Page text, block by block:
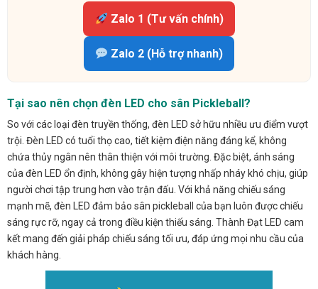
Zalo 1 (Tư vấn chính)
Zalo 2 (Hỗ trợ nhanh)
Tại sao nên chọn đèn LED cho sân Pickleball?
So với các loại đèn truyền thống, đèn LED sở hữu nhiều ưu điểm vượt
trội. Đèn LED có tuổi thọ cao, tiết kiệm điện năng đáng kể, không
chứa thủy ngân nên thân thiện với môi trường. Đặc biệt, ánh sáng
của đèn LED ổn định, không gây hiện tượng nhấp nháy khó chịu, giúp
người chơi tập trung hơn vào trận đấu. Với khả năng chiếu sáng
mạnh mẽ, đèn LED đảm bảo sân pickleball của bạn luôn được chiếu
sáng rực rỡ, ngay cả trong điều kiện thiếu sáng. Thành Đạt LED cam
kết mang đến giải pháp chiếu sáng tối ưu, đáp ứng mọi nhu cầu của
khách hàng.